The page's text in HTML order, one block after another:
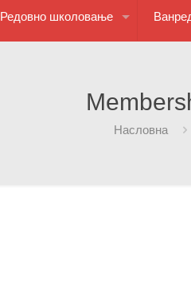
Редовно школовање
Насловна